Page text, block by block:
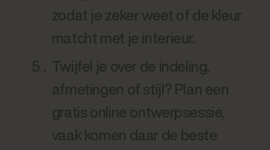
zodat je zeker weet of de kleur
matcht met je interieur.
Twijfel je over de indeling,
afmetingen of stijl? Plan een
gratis online ontwerpsessie,
vaak komen daar de beste